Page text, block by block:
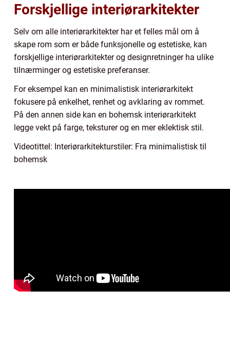
Forskjellige interiørarkitekter
Selv om alle interiørarkitekter har et felles mål om å
skape rom som er både funksjonelle og estetiske, kan
forskjellige interiørarkitekter og designretninger ha ulike
tilnærminger og estetiske preferanser.
For eksempel kan en minimalistisk interiørarkitekt
fokusere på enkelhet, renhet og avklaring av rommet.
På den annen side kan en bohemsk interiørarkitekt
legge vekt på farge, teksturer og en mer eklektisk stil.
Videotittel: Interiørarkitekturstiler: Fra minimalistisk til
bohemsk